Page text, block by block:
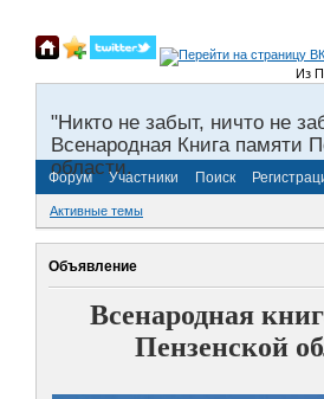
Из
"Никто не забыт, ничто не
Всенародная Книга памяти
области.
Форум Участники Поиск
Активные темы
Объявление
Всенародная
Пензенской